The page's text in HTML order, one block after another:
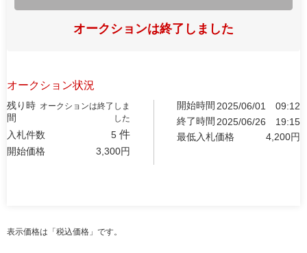
オークションは終了しました
オークション状況
残り時
間
オークションは終了しま
した
入札件数 5 件
開始価格 3,300円
開始時間 2025/06/01
09:12
終了時間 2025/06/26
19:15
最低入札価格
4,200円
表示価格は「税込価格」です。